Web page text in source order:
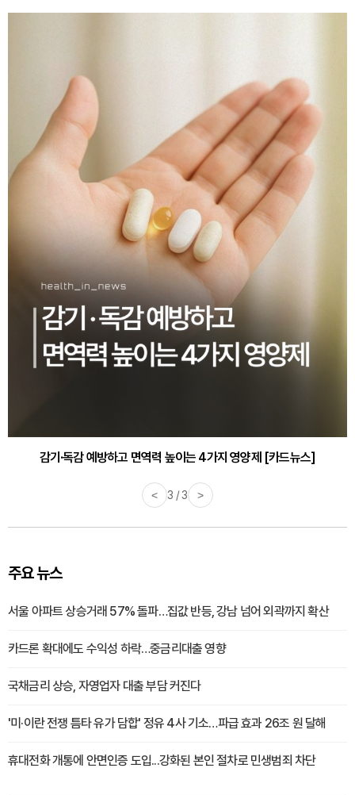
감기·독감 예방하고 면역력 높이는 4가지 영양제 [카드뉴스]
< 3 / 3 >
주요 뉴스
서울 아파트 상승거래 57% 돌파…집값 반등, 강남 넘어 외곽까지 확산
카드론 확대에도 수익성 하락…중금리대출 영향
국채금리 상승, 자영업자 대출 부담 커진다
'미·이란 전쟁 틈타 유가 담합' 정유 4사 기소…파급 효과 26조 원 달해
휴대전화 개통에 안면인증 도입...강화된 본인 절차로 민생범죄 차단